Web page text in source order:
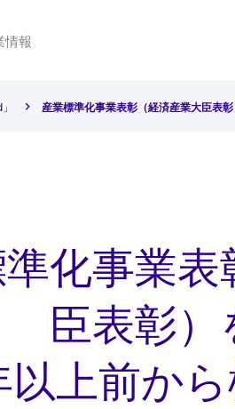
情報
産業標準化事業表彰（経済産業大臣表
化事業
臣表彰）
上前から